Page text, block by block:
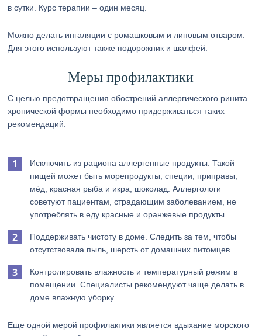
в сутки. Курс терапии – один месяц.
Можно делать ингаляции с ромашковым и липовым отваром.
Для этого используют также подорожник и шалфей.
Меры профилактики
С целью предотвращения обострений аллергического ринита
хронической формы необходимо придерживаться таких
рекомендаций:
Исключить из рациона аллергенные продукты. Такой
пищей может быть морепродукты, специи, приправы,
мёд, красная рыба и икра, шоколад. Аллергологи
советуют пациентам, страдающим заболеванием, не
употреблять в еду красные и оранжевые продукты.
Поддерживать чистоту в доме. Следить за тем, чтобы
отсутствовала пыль, шерсть от домашних питомцев.
Контролировать влажность и температурный режим в
помещении. Специалисты рекомендуют чаще делать в
доме влажную уборку.
Еще одной мерой профилактики является вдыхание морского